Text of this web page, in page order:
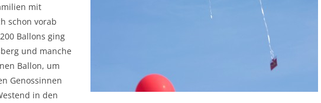
mit
schon vorab
Ballons ging
und manche
Ballon, um
Genossinnen
in den